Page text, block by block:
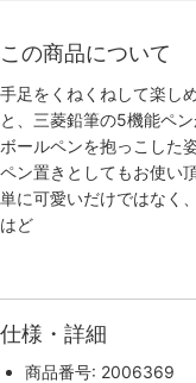
この商品について
手足をくねくねして楽し
と、三菱鉛筆の5機能ペ
ボールペンを抱っこした
ペン置きとしてもお使い
単に可愛いだけではなく
はど
仕様・詳細
商品番号: 2006369